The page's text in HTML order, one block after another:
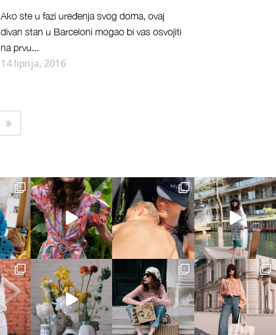
Ako ste u fazi uređenja svog doma, ovaj
divan stan u Barceloni mogao bi vas osvojiti
na prvu...
14 lipnja, 2016